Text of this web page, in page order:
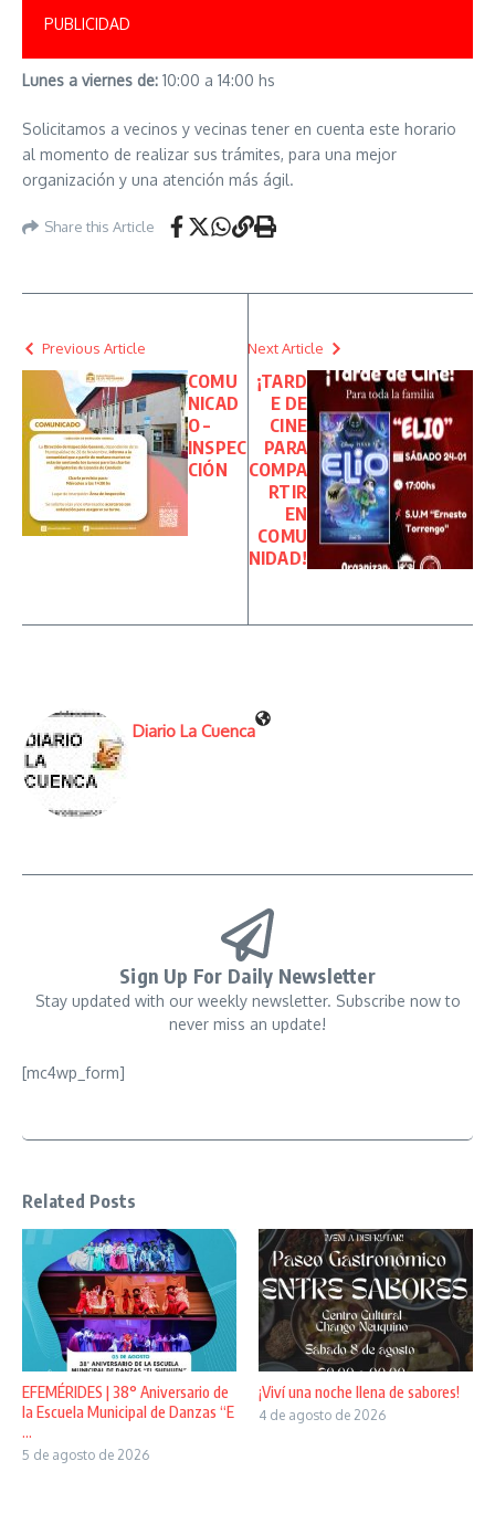
PUBLICIDAD
Lunes a viernes de: 10:00 a 14:00 hs
Solicitamos a vecinos y vecinas tener en cuenta este horario
al momento de realizar sus trámites, para una mejor
organización y una atención más ágil.
Share this Article
Previous Article
COMU
NICAD
O –
INSPEC
CIÓN
Next Article
¡TARD
E DE
CINE
PARA
COMPA
RTIR
EN
COMU
NIDAD!
Diario La Cuenca
Sign Up For Daily Newsletter
Stay updated with our weekly newsletter. Subscribe now to
never miss an update!
[mc4wp_form]
Related Posts
EFEMÉRIDES | 38° Aniversario de
la Escuela Municipal de Danzas “E
...
5 de agosto de 2026
¡Viví una noche llena de sabores!
4 de agosto de 2026